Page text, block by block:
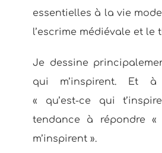
essentielles à la vie
l’escrime médiévale et le
Je dessine
qui m’inspirent. Et
« qu’est-ce qui
tendance à répondre
m’inspirent ».